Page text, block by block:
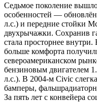
Седьмое поколение
особенностей —
л.с.) и передние стойки
двухрычажки. Сохранив
стала просторнее внутри.
больше комфорта
североамериканском
бензиновым двигателем
л.с.). В 2004-м Civic
бамперы,
За пять лет с конвейера